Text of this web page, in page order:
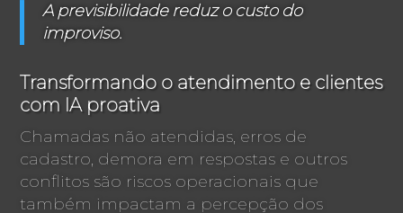
A previsibilidade reduz o custo do
improviso.
Transformando o atendimento e clientes
com IA proativa
Chamadas não atendidas, erros de
cadastro, demora em respostas e outros
conflitos são riscos operacionais que
também impactam a percepção dos